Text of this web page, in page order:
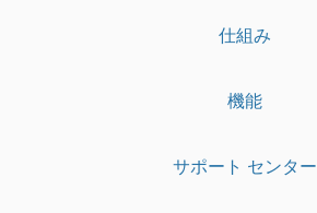
仕組み
機能
サポート センター